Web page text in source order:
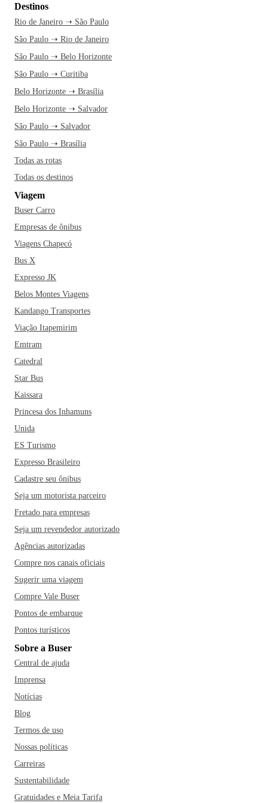
Destinos
Rio de Janeiro ➝ São Paulo
São Paulo ➝ Rio de Janeiro
São Paulo ➝ Belo Horizonte
São Paulo ➝ Curitiba
Belo Horizonte ➝ Brasília
Belo Horizonte ➝ Salvador
São Paulo ➝ Salvador
São Paulo ➝ Brasília
Todas as rotas
Todas os destinos
Viagem
Buser Carro
Empresas de ônibus
Viagens Chapecó
Bus X
Expresso JK
Belos Montes Viagens
Kandango Transportes
Viação Itapemirim
Emtram
Catedral
Star Bus
Kaissara
Princesa dos Inhamuns
Unida
ES Turismo
Expresso Brasileiro
Cadastre seu ônibus
Seja um motorista parceiro
Fretado para empresas
Seja um revendedor autorizado
Agências autorizadas
Compre nos canais oficiais
Sugerir uma viagem
Compre Vale Buser
Pontos de embarque
Pontos turísticos
Sobre a Buser
Central de ajuda
Imprensa
Notícias
Blog
Termos de uso
Nossas políticas
Carreiras
Sustentabilidade
Gratuidades e Meia Tarifa